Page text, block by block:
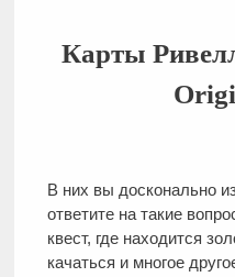
Карты
В них вы досконально
ответите на такие
квест, где находится
качаться и многое